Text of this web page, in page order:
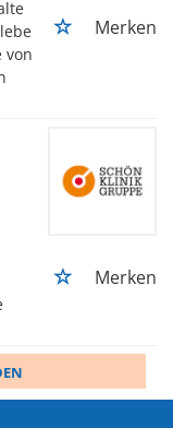
von
Merken
Merken